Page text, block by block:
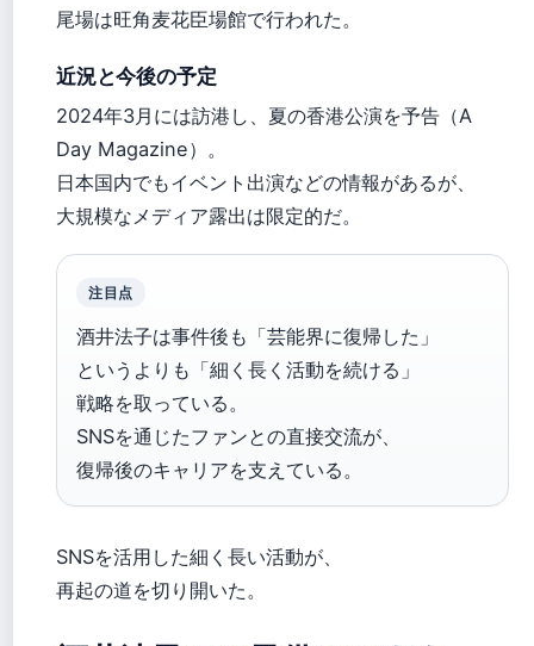
尾場は旺角麦花臣場館で行われた。
近況と今後の予定
2024年3月には訪港し、夏の香港公演を予告（A
Day Magazine）。
日本国内でもイベント出演などの情報があるが、
大規模なメディア露出は限定的だ。
注目点
酒井法子は事件後も「芸能界に復帰した」
というよりも「細く長く活動を続ける」
戦略を取っている。
SNSを通じたファンとの直接交流が、
復帰後のキャリアを支えている。
SNSを活用した細く長い活動が、
再起の道を切り開いた。